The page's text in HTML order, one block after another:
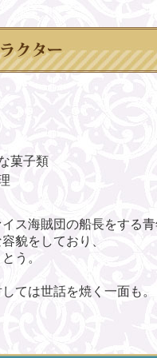
菓子類
ス海賊団の船長をする
貌をしており、
う。
ては世話を焼く一面も。